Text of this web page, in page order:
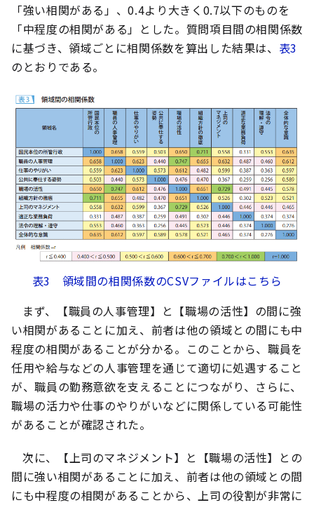
「強い相関がある」、0.4より大きく0.7以下のものを
「中程度の相関がある」とした。質問項目間の相関係数
に基づき、領域ごとに相関係数を算出した結果は、 表3
のとおりである。
表3 領域間の相関係数のCSVファイルはこちら
まず、【職員の人事管理】と【職場の活性】の間に強
い相関があることに加え、前者は他の領域との間にも中
程度の相関があることが分かる。このことから、職員を
任用や給与などの人事管理を通じて適切に処遇すること
が、職員の勤務意欲を支えることにつながり、さらに、
職場の活力や仕事のやりがいなどに関係している可能性
があることが確認された。
次に、【上司のマネジメント】と【職場の活性】との
間に強い相関があることに加え、前者は他の領域との間
にも中程度の相関があることから、上司の役割が非常に